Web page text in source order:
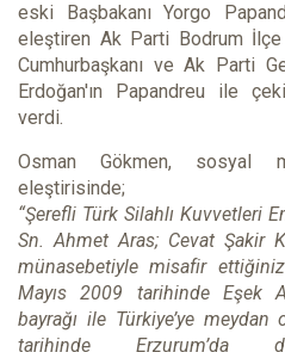
eski Başbakanı Yorgo
eleştiren Ak Parti Bodrum İlçe
Cumhurbaşkanı ve Ak Parti
Erdoğan'ın Papandreu ile
verdi.
Osman Gökmen, sosyal
eleştirisinde;
“Şerefli Türk Silahlı Kuvvetleri
Sn. Ahmet Aras; Cevat Şakir
münasebetiyle misafir
Mayıs 2009 tarihinde Eşek
bayrağı ile Türkiye’ye
tarihinde Erzurum’da